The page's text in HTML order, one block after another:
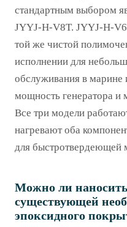
стандартным выбором
JYYJ-H-V8T. JYYJ-H-
той же чистой
исполнении для
обслуживания в марине
мощность генератора и
Все три модели
нагревают оба
для быстротвердеющей
Можно ли
существующей
эпоксидного